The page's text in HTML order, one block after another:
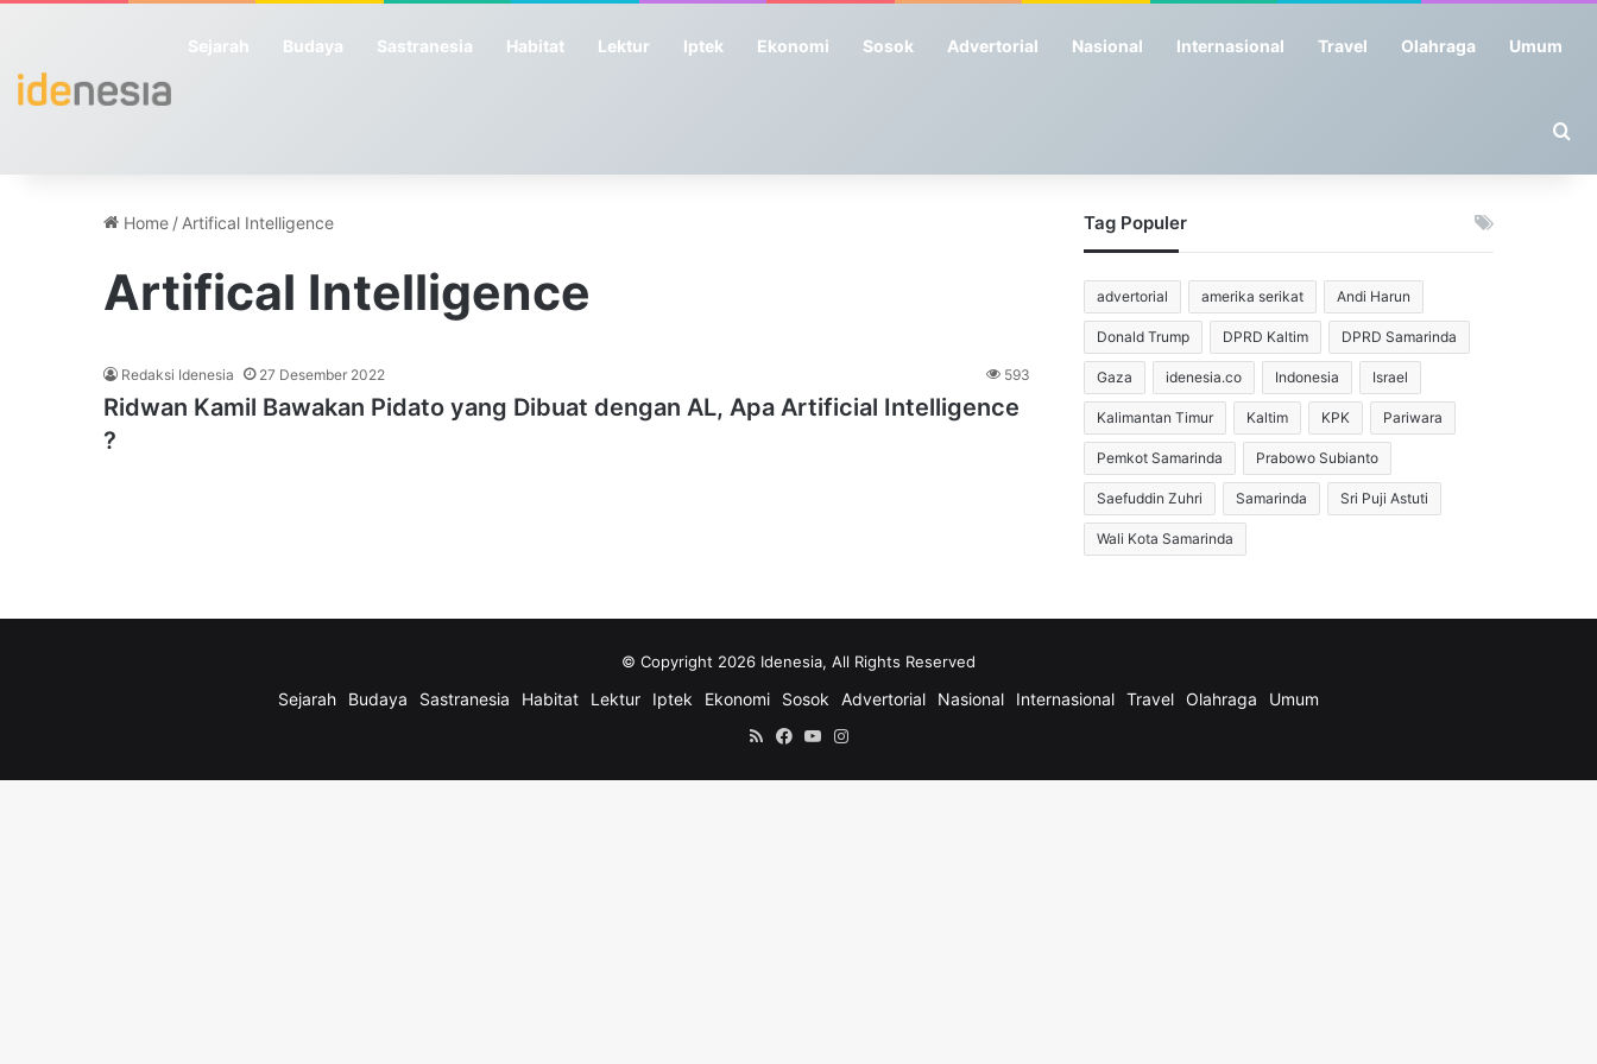
Sejarah Budaya Sastranesia Habitat Lektur Iptek Ekonomi Sosok Advertorial Nasional Internasional Travel Olahraga Umum
Home / Artifical Intelligence
Artifical Intelligence
Redaksi Idenesia 27 Desember 2022 593
Ridwan Kamil Bawakan Pidato yang Dibuat dengan AL, Apa Artificial Intelligence
?
Tag Populer
advertorial amerika serikat Andi Harun
Donald Trump DPRD Kaltim DPRD Samarinda
Gaza idenesia.co Indonesia Israel
Kalimantan Timur Kaltim KPK Pariwara
Pemkot Samarinda Prabowo Subianto
Saefuddin Zuhri Samarinda Sri Puji Astuti
Wali Kota Samarinda
© Copyright 2026 Idenesia, All Rights Reserved
Sejarah Budaya Sastranesia Habitat Lektur Iptek Ekonomi Sosok Advertorial Nasional Internasional Travel Olahraga
Umum
RSS Facebook
YouTube